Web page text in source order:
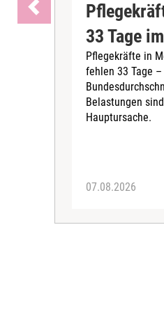
33 Tage
Pflegekräfte in
fehlen 33 Tage
Belastungen
Hauptursache.
07.08.2026